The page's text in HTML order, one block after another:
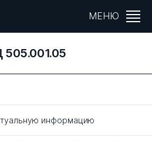
МЕНЮ
505.001.05
информацию